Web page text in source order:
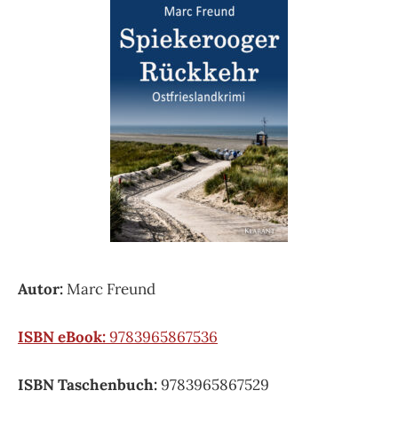
Autor:Marc Freund
ISBN eBook:9783965867536
ISBN Taschenbuch:9783965867529